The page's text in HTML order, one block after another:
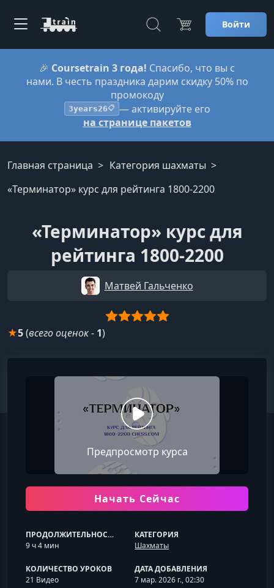
Войти
🎉 Coursetrain 3 года! Спасибо, что вы с
нами. В честь праздника дарим скидку 50% по
промокоду
3years26📋 — активируйте его
на странице пакетов
Главная страница
Категория шахматы
«Терминатор» курс для рейтинга 1800-2200
«Терминатор» курс для
рейтинга 1800-2200
Матвей Гальченко
★5(всего оценок- 1)
Предпросмотр курса
Начать Сейчас
ПРОДОЛЖИТЕЛЬНОСТЬ
9 ч 4 мин
КАТЕГОРИЯ
Шахматы
КОЛИЧЕСТВО УРОКОВ
21 Видео
ДАТА ДОБАВЛЕНИЯ
7 мар. 2026 г., 02:30